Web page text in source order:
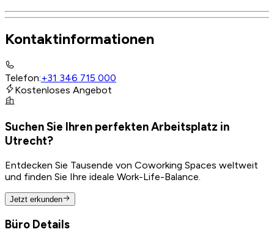
Kontaktinformationen
Telefon:+31 346 715 000
Kostenloses Angebot
Suchen Sie Ihren perfekten Arbeitsplatz in
Utrecht?
Entdecken Sie Tausende von Coworking Spaces weltweit
und finden Sie Ihre ideale Work-Life-Balance.
Jetzt erkunden
Büro Details